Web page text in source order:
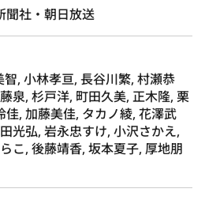
聞社・朝日放送
, 小林孝亘, 長谷川繁, 村瀬恭
泉, 杉戸洋, 町田久美, 正木隆, 栗
佳, 加藤美佳, タカノ綾, 花澤武
光弘, 岩永忠すけ, 小沢さかえ,
こ, 後藤靖香, 坂本夏子, 厚地朋